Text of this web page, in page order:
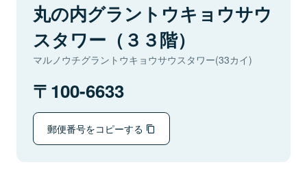
丸の内グラントウキョウサウ
スタワー（３３階）
マルノウチグラントウキョウサウスタワー(33カイ)
100-6633
郵便番号をコピーする